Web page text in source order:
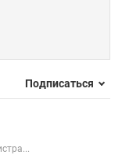
Подписаться